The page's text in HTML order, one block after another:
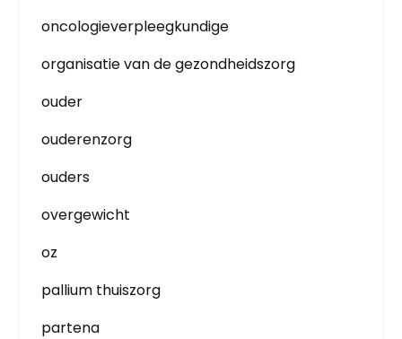
oncologieverpleegkundige
organisatie van de gezondheidszorg
ouder
ouderenzorg
ouders
overgewicht
oz
pallium thuiszorg
partena